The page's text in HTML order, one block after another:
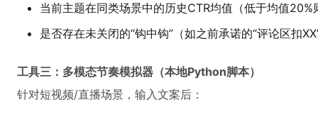
当前主题在同类场景中的历史CTR均值（低于均值20%
是否存在未关闭的“钩中钩”（如之前承诺的“评论区扣
工具三：多模态节奏模拟器（本地Python脚本）
针对短视频/直播场景，输入文案后：